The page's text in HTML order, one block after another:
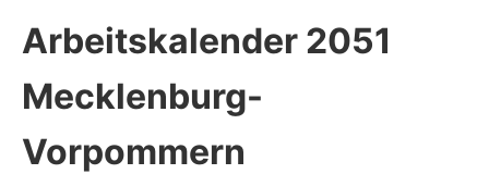
Arbeitskalender 2051
Mecklenburg-
Vorpommern